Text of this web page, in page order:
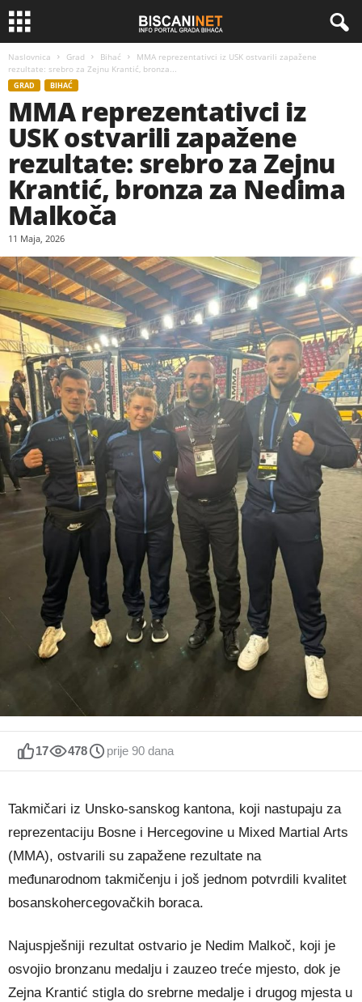
Naslovnica Grad Bihać
MMA reprezentativci iz USK ostvarili zapažene
rezultate: srebro za Zejnu Krantić, bronza...
GRAD BIHAĆ
MMA reprezentativci iz
USK ostvarili zapažene
rezultate: srebro za Zejnu
Krantić, bronza za Nedima
Malkoča
11 Maja, 2026
17 478 prije 90 dana
Takmičari iz Unsko-sanskog kantona, koji nastupaju za
reprezentaciju Bosne i Hercegovine u Mixed Martial Arts
(MMA), ostvarili su zapažene rezultate na
međunarodnom takmičenju i još jednom potvrdili kvalitet
bosanskohercegovačkih boraca.
Najuspješniji rezultat ostvario je Nedim Malkoč, koji je
osvojio bronzanu medalju i zauzeo treće mjesto, dok je
Zejna Krantić stigla do srebrne medalje i drugog mjesta u